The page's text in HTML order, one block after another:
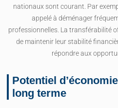
nationaux sont courant. Par
appelé à déménager
professionnelles. La transférabilité
de maintenir leur stabilité
répondre aux
Potentiel
long terme